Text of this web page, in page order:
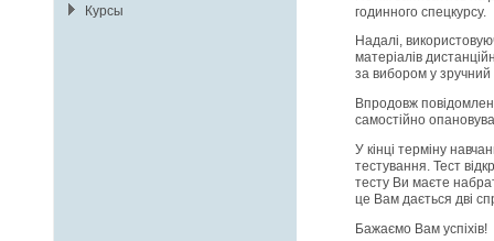
годинного спецкурсу.
Надалі,
матеріалів
за вибором у
Впродовж
самостійно
У кінці терміну
тестування. Тест
тесту Ви маєте
це Вам дається дві
Бажаємо Вам успіхів!
Курсы